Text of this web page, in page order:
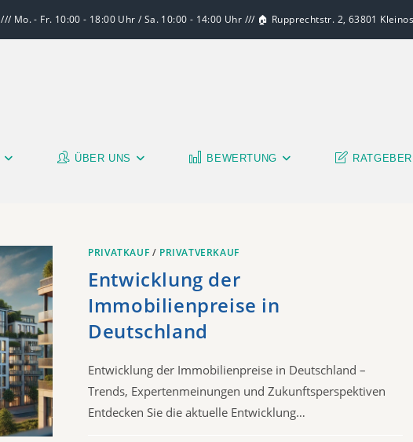
Mo. - Fr. 10:00 - 18:00 Uhr / Sa. 10:00 - 14:00 Uhr /// 🏠 Rupprechtstr. 2, 63801
ÜBER UNS BEWERTUNG RATGEBER
PRIVATKAUF / PRIVATVERKAUF
Entwicklung der
Immobilienpreise in
Deutschland
Entwicklung der Immobilienpreise in Deutschland –
Trends, Expertenmeinungen und Zukunftsperspektiven
Entdecken Sie die aktuelle Entwicklung…